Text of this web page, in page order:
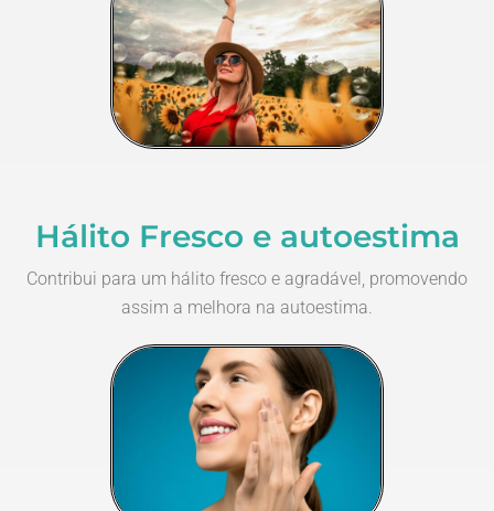
Hálito Fresco e autoestima
Contribui para um hálito fresco e agradável, promovendo
assim a melhora na autoestima.